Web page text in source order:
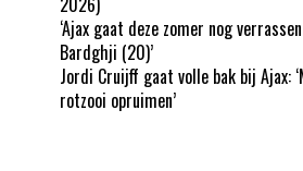
‘Ajax gaat deze zomer nog
Bardghji (20)’
Jordi Cruijff gaat volle bak bij Ajax:
rotzooi opruimen’